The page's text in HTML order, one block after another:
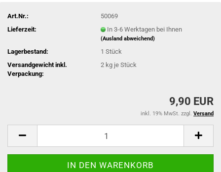
Art.Nr.:
50069
Lieferzeit:
In 3-6 Werktagen bei Ihnen
(Ausland abweichend)
Lagerbestand: 1Stück
Versandgewicht inkl.
Verpackung:
2 kg je Stück
9,90 EUR
inkl. 19% MwSt. zzgl. Versand